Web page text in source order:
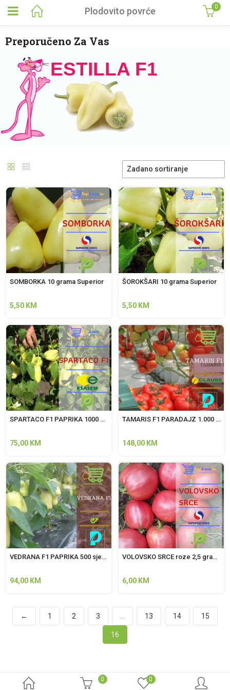
Plodovito povrće 0
0 0
Preporučeno Za Vas
ESTILLA F1
Zadano sortiranje
SOMBORKA 10 grama Superior
5,50 KM
ŠOROKŠARI 10 grama Superior
5,50 KM
SPARTACO F1 PAPRIKA 1000 sjemenki Esasem
75,00 KM
TAMARIS F1 PARADAJZ 1.000 sjemenki Clause
148,00 KM
VEDRANA F1 PAPRIKA 500 sjemenki ENZA ZADEN
94,00 KM
VOLOVSKO SRCE roze 2,5 grama Superior
6,00 KM
← 1 2 3 13 14 15
16